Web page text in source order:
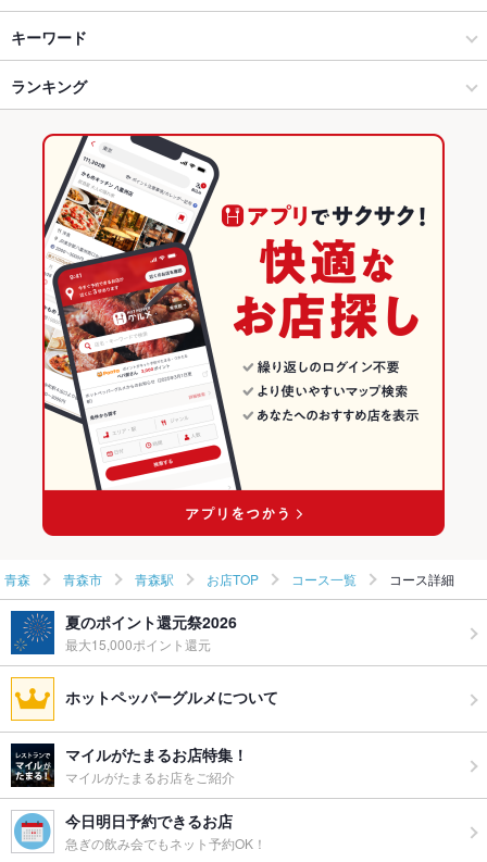
創作
青森市 × 居酒屋
青森市 × 和風
青森市 × 創作
青森駅 × 居酒屋
青森駅 × 和風
青森駅 × 創作
青森駅 × 居酒屋
青森駅 × 和風
青森駅 × 創作
青森 × 居酒屋
青森 × 和風
青森 × 創作
青森駅
キーワード
からあげ
リゾット 餃子 デザート
ランキング
青森のグルメランキング
青森の居酒屋ランキング
青森市のグルメランキング
青森市の居酒屋ランキング
青森駅のグルメランキング
青森駅の居酒屋ランキング
青森 青森市 青森駅 お店TOP コース一覧 コース詳細
夏のポイント還元祭2026
最大15,000ポイント還元
ホットペッパーグルメについて
マイルがたまるお店特集！
マイルがたまるお店をご紹介
今日明日予約できるお店
急ぎの飲み会でもネット予約OK！